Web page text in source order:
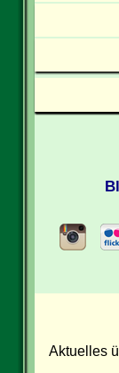
Aktuelles